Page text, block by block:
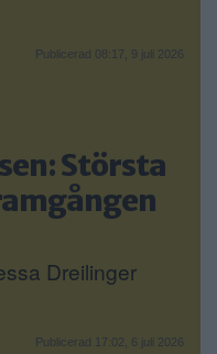
Publicerad 08:17, 9 juli 2026
Största
Dreilinger
Publicerad 17:02, 6 juli 2026